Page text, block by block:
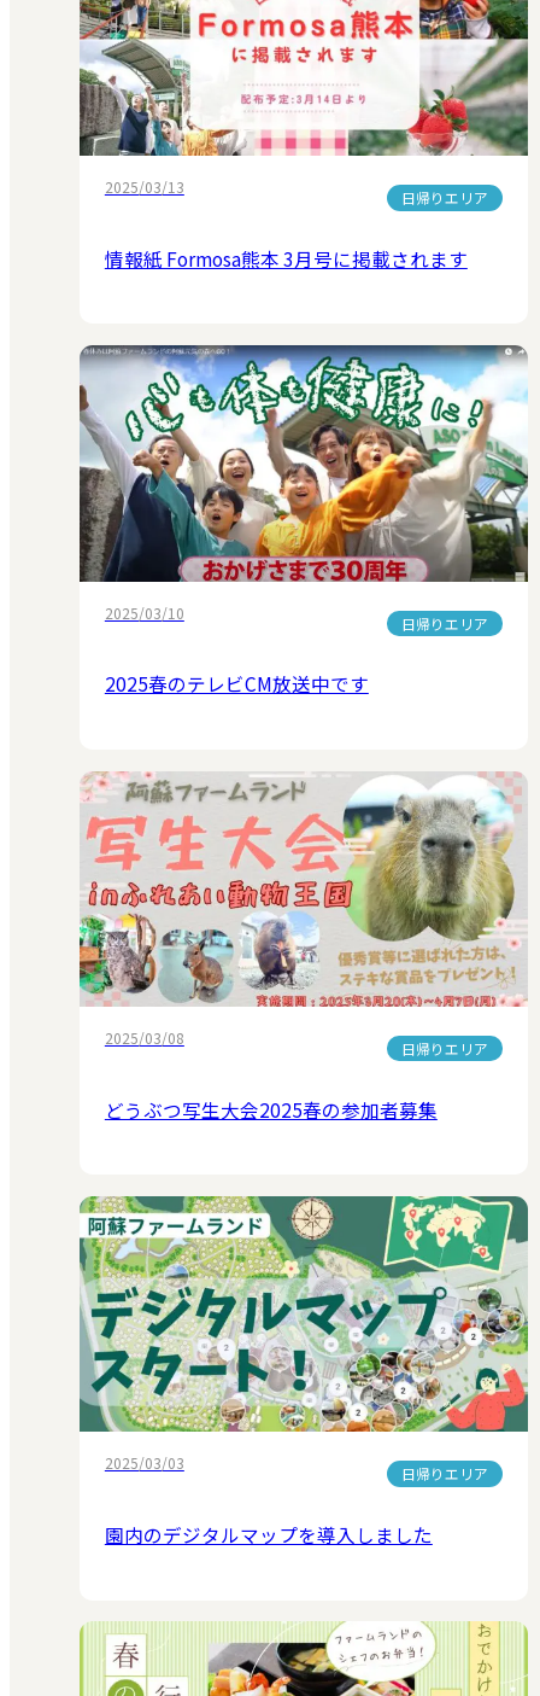
2025/03/13
日帰りエリア
情報紙 Formosa熊本 3月号に掲載されます
2025/03/10
日帰りエリア
2025春のテレビCM放送中です
2025/03/08
日帰りエリア
どうぶつ写生大会2025春の参加者募集
2025/03/03
日帰りエリア
園内のデジタルマップを導入しました